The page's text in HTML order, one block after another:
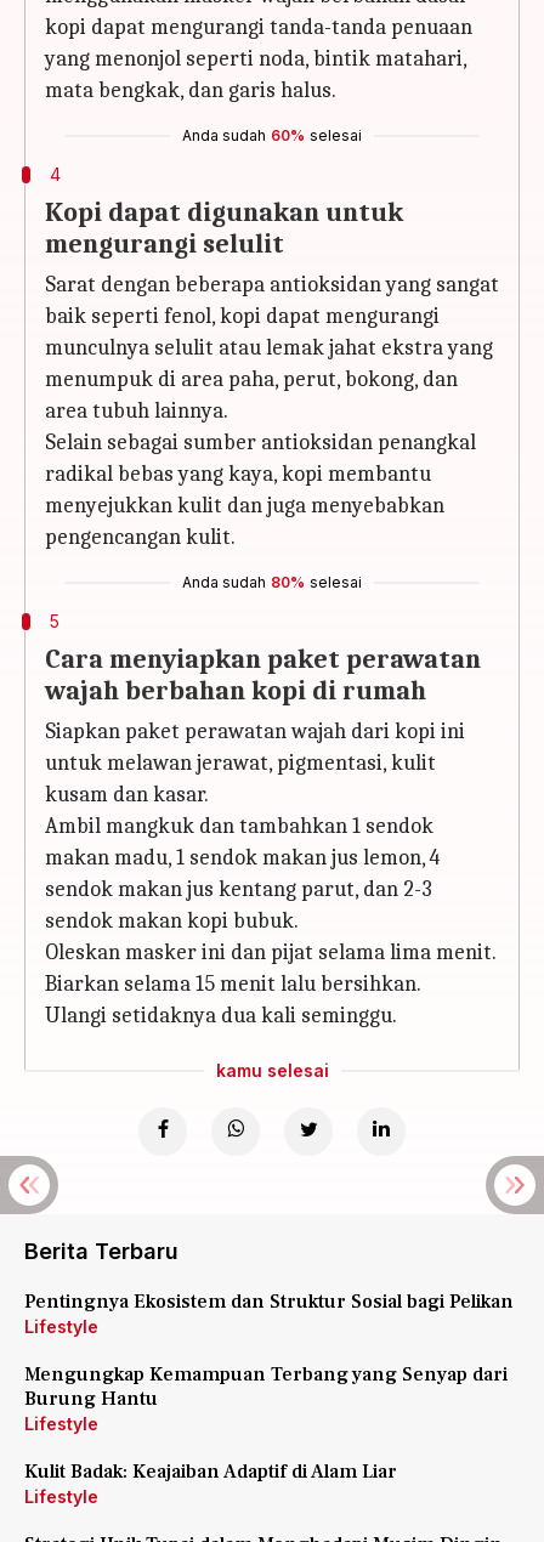
kopi dapat mengurangi tanda-tanda penuaan
yang menonjol seperti noda, bintik matahari,
mata bengkak, dan garis halus.
Anda sudah 60% selesai
4
Kopi dapat digunakan untuk
mengurangi selulit
Sarat dengan beberapa antioksidan yang sangat
baik seperti fenol, kopi dapat mengurangi
munculnya selulit atau lemak jahat ekstra yang
menumpuk di area paha, perut, bokong, dan
area tubuh lainnya.
Selain sebagai sumber antioksidan penangkal
radikal bebas yang kaya, kopi membantu
menyejukkan kulit dan juga menyebabkan
pengencangan kulit.
Anda sudah 80% selesai
5
Cara menyiapkan paket perawatan
wajah berbahan kopi di rumah
Siapkan paket perawatan wajah dari kopi ini
untuk melawan jerawat, pigmentasi, kulit
kusam dan kasar.
Ambil mangkuk dan tambahkan 1 sendok
makan madu, 1 sendok makan jus lemon, 4
sendok makan jus kentang parut, dan 2-3
sendok makan kopi bubuk.
Oleskan masker ini dan pijat selama lima menit.
Biarkan selama 15 menit lalu bersihkan.
Ulangi setidaknya dua kali seminggu.
kamu selesai
Berita Terbaru
Pentingnya Ekosistem dan Struktur Sosial bagi Pelikan
Lifestyle
Mengungkap Kemampuan Terbang yang Senyap dari
Burung Hantu
Lifestyle
Kulit Badak: Keajaiban Adaptif di Alam Liar
Lifestyle